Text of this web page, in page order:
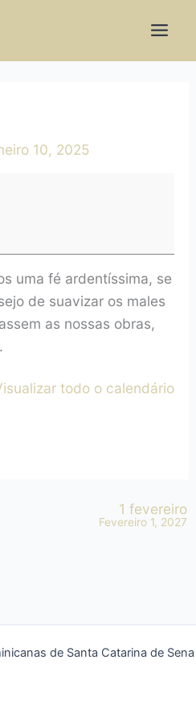
10, 2025
uma fé ardentíssima, se
de suavizar os males
as nossas obras,
todo o calendário
1 fevereiro
Fevereiro 1, 2027
de Santa Catarina de Sena